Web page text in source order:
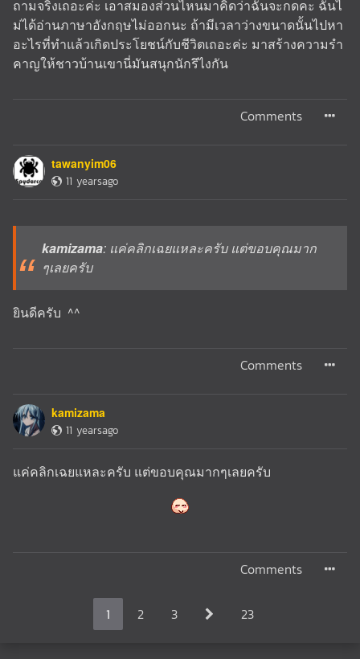
ถามจริงเถอะค่ะ เอาสมองส่วนไหนมาคิดว่าฉันจะกดคะ ฉันไ
ม่ได้อ่านภาษาอังกฤษไม่ออกนะ ถ้ามีเวลาว่างขนาดนั้นไปหา
อะไรที่ทำแล้วเกิดประโยชน์กับชีวิตเถอะค่ะ มาสร้างความรำ
คาญให้ชาวบ้านเขานี่มันสนุกนักรึไงกัน
Comments
tawanyim06
11 yearsago
kamizama: แค่คลิกเฉยแหละครับ แต่ขอบคุณมาก
ๆเลยครับ
ยินดีครับ ^^
Comments
kamizama
11 yearsago
แค่คลิกเฉยแหละครับ แต่ขอบคุณมากๆเลยครับ
Comments
1 2 3 23